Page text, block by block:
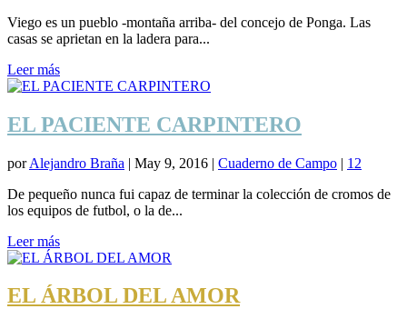
Viego es un pueblo -montaña arriba- del concejo de Ponga. Las
casas se aprietan en la ladera para...
Leer más
EL PACIENTE CARPINTERO
porAlejandro Braña | May 9, 2016 | Cuaderno de Campo | 12
De pequeño nunca fui capaz de terminar la colección de cromos de
los equipos de futbol, o la de...
Leer más
EL ÁRBOL DEL AMOR